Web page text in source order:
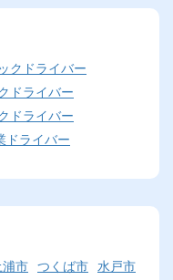
クドライバー
ドライバー
ドライバー
ドライバー
市 つくば市 水戸市